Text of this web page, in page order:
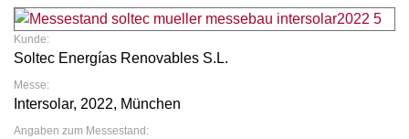
Kunde:
Soltec Energías Renovables S.L.
Messe:
Intersolar, 2022, München
Angaben zum Messestand: